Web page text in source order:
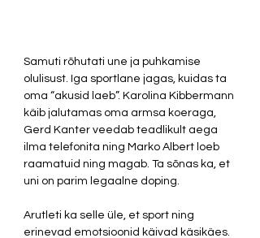
Samuti rõhutati une ja puhkamise
olulisust. Iga sportlane jagas, kuidas ta
oma “akusid laeb”. Karolina Kibbermann
käib jalutamas oma armsa koeraga,
Gerd Kanter veedab teadlikult aega
ilma telefonita ning Marko Albert loeb
raamatuid ning magab. Ta sõnas ka, et
uni on parim legaalne doping.
Arutleti ka selle üle, et sport ning
erinevad emotsioonid käivad käsikäes.